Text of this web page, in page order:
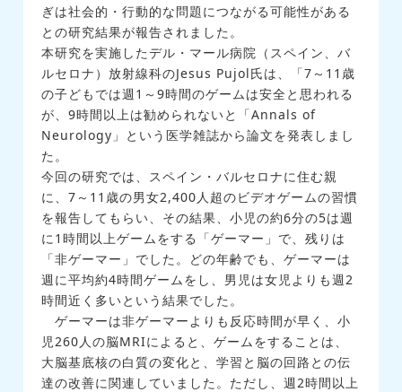
ぎは社会的・行動的な問題につながる可能性がある
との研究結果が報告されました。
本研究を実施したデル・マール病院（スペイン、バ
ルセロナ）放射線科のJesus Pujol氏は、「7～11歳
の子どもでは週1～9時間のゲームは安全と思われる
が、9時間以上は勧められないと「Annals of
Neurology」という医学雑誌から論文を発表しまし
た。
今回の研究では、スペイン・バルセロナに住む親
に、7～11歳の男女2,400人超のビデオゲームの習慣
を報告してもらい、その結果、小児の約6分の5は週
に1時間以上ゲームをする「ゲーマー」で、残りは
「非ゲーマー」でした。どの年齢でも、ゲーマーは
週に平均約4時間ゲームをし、男児は女児よりも週2
時間近く多いという結果でした。
ゲーマーは非ゲーマーよりも反応時間が早く、小
児260人の脳MRIによると、ゲームをすることは、
大脳基底核の白質の変化と、学習と脳の回路との伝
達の改善に関連していました。ただし、週2時間以上